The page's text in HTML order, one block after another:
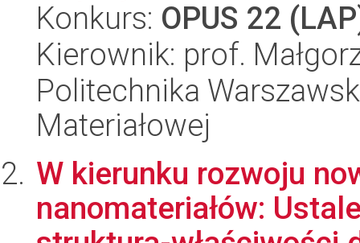
Konkurs: OPUS 22
Kierownik: prof.
Politechnika
Materiałowej
W kierunku rozwoju
nanomateriałów: